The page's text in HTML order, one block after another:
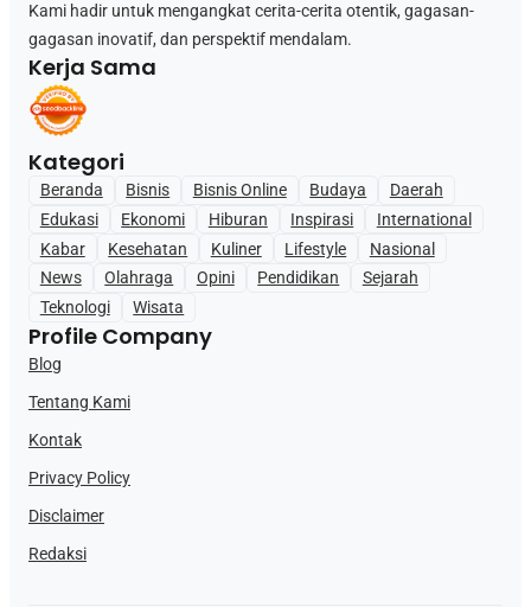
Kami hadir untuk mengangkat cerita-cerita otentik, gagasan-
gagasan inovatif, dan perspektif mendalam.
Kerja Sama
Kategori
Beranda Bisnis Bisnis Online Budaya
Daerah
Edukasi
Ekonomi Hiburan Inspirasi
International
Kabar
Kesehatan Kuliner Lifestyle
Nasional
News
Olahraga Opini Pendidikan
Sejarah
Teknologi
Wisata
Profile Company
Blog
Tentang Kami
Kontak
Privacy Policy
Disclaimer
Redaksi